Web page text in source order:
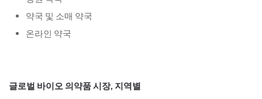
약국 및 소매 약국
온라인 약국
글로벌 바이오 의약품 시장, 지역별